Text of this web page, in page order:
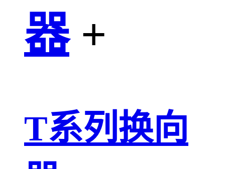
器 +
T系列换向